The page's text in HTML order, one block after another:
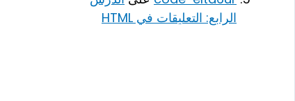
الرابع: التعليقات في HTML